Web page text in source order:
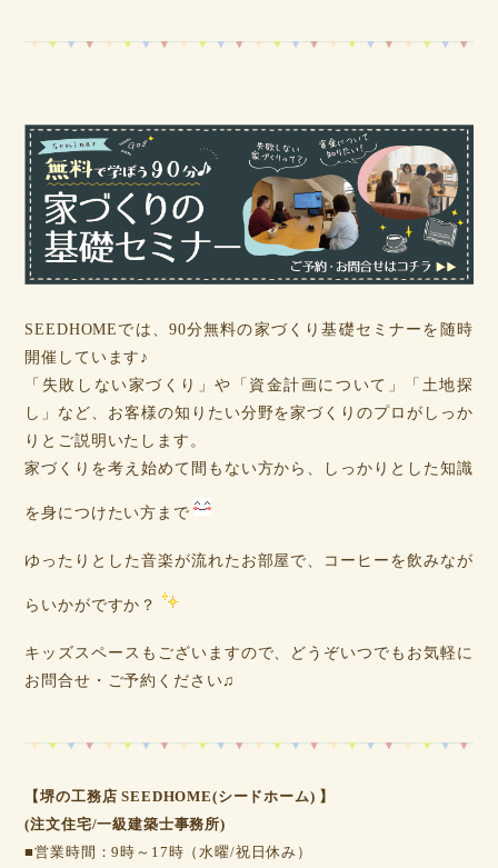
SEEDHOMEでは、90分無料の家づくり基礎セミナーを随時
開催しています♪
「失敗しない家づくり」や「資金計画について」「土地探
し」など、お客様の知りたい分野を家づくりのプロがしっか
りとご説明いたします。
家づくりを考え始めて間もない方から、しっかりとした知識
を身につけたい方まで
ゆったりとした音楽が流れたお部屋で、コーヒーを飲みなが
らいかがですか？
キッズスペースもございますので、どうぞいつでもお気軽に
お問合せ・ご予約ください♫
【堺の工務店 SEEDHOME(シードホーム) 】
(注文住宅/一級建築士事務所)
■営業時間：9時～17時（水曜/祝日休み）